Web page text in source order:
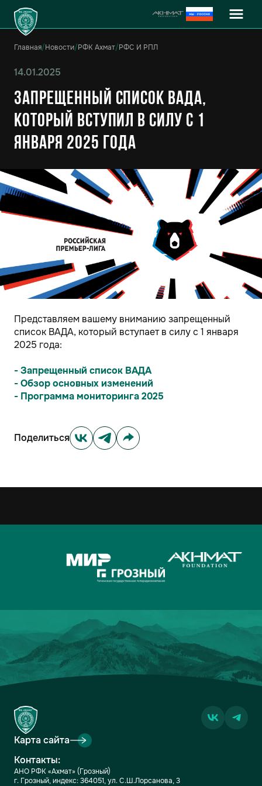
Главная/Новости/РФК Ахмат/РФС И РПЛ
14.01.2025
Запрещенный список ВАДА,
который вступил в силу с 1
января 2025 года
Представляем вашему вниманию запрещенный
список ВАДА, который вступает в силу с 1 января
2025 года:
- Запрещенный список ВАДА
- Обзор основных изменений
- Программа мониторинга 2025
Поделиться
Карта сайта
Контакты:
АНО РФК «Ахмат» (Грозный)
г. Грозный, индекс: 364051, ул. С.Ш.Лорсанова, 3